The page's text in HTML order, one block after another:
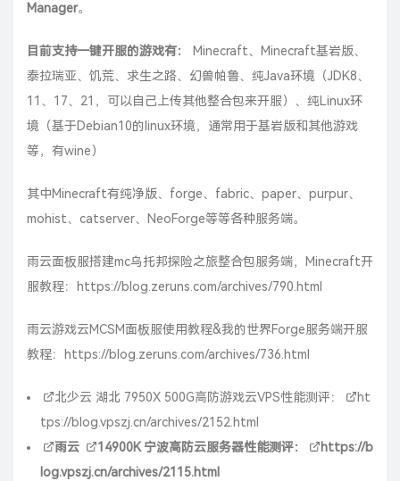
Manager。
目前支持一键开服的游戏有：
Minecraft、Minecraft基岩版、
泰拉瑞亚、饥荒、求生之路、幻兽帕鲁、纯Java环境（JDK8、
11、17、21，可以自己上传其他整合包来开服）、纯Linux环
境（基于Debian10的linux环境，通常用于基岩版和其他游戏
等，有wine）
其中Minecraft有纯净版、forge、fabric、paper、purpur、
mohist、catserver、NeoForge等等各种服务端。
雨云面板服搭建mc乌托邦探险之旅整合包服务端，Minecraft开
服教程：
https://blog.zeruns.com/archives/790.html
雨云游戏云MCSM面板服使用教程&我的世界Forge服务端开服
教程：
https://blog.zeruns.com/archives/736.html
北少云 湖北 7950X 500G高防游戏云VPS性能测评：
ht
tps://blog.vpszj.cn/archives/2152.html
雨云
14900K宁波高防云服务器性能测评：
https://b
log.vpszj.cn/archives/2115.html